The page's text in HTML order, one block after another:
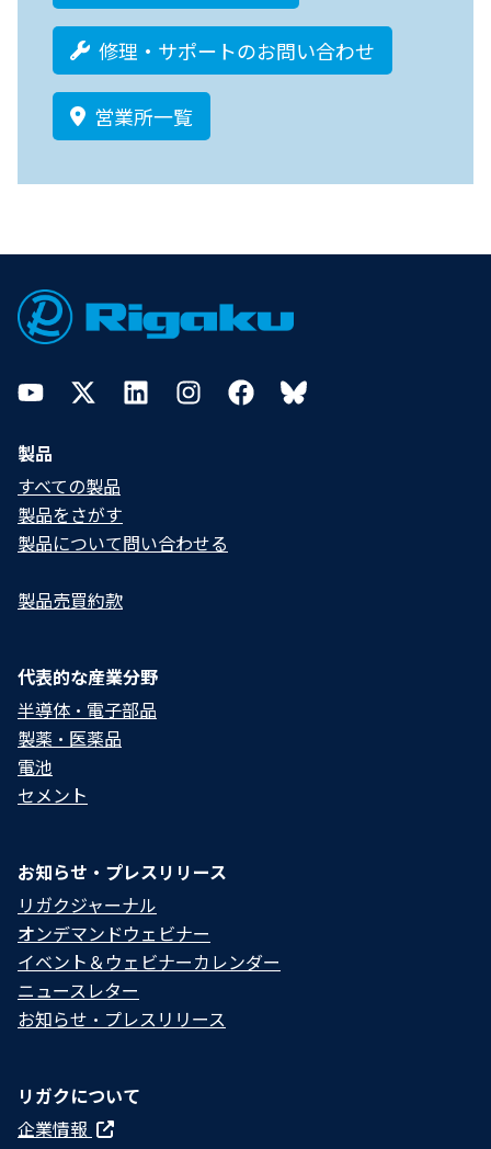
修理・サポートのお問い合わせ
営業所一覧
Footer
YouTubeTwitterLinkedInInstagramFacebookBluesky
製品
すべての製品
製品をさがす
製品について問い合わせる​
製品売買約款
代表的な産業分野
半導体・電子部品
製薬・医薬品
電池
セメント
お知らせ・プレスリリース
リガクジャーナル
オンデマンドウェビナー
イベント＆ウェビナーカレンダー
ニュースレター
お知らせ・プレスリリース
リガクについて
企業情報